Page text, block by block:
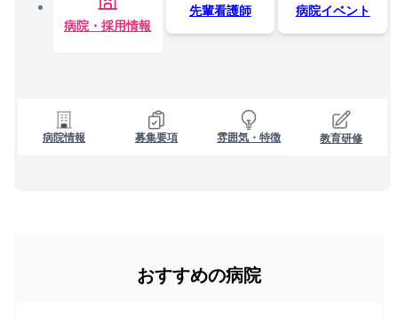
病院・採用情報
先輩看護師 病院イベント
病院情報 募集要項 雰囲気・特徴 教育研修
おすすめの病院